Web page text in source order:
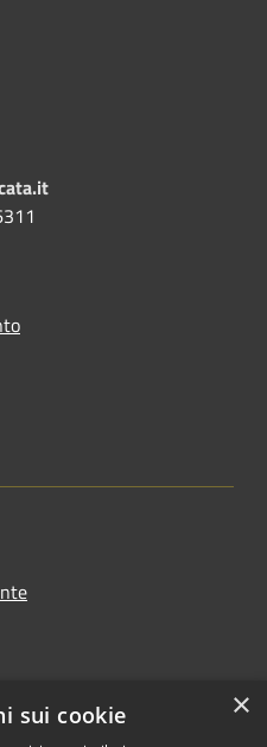
×
sui cookie